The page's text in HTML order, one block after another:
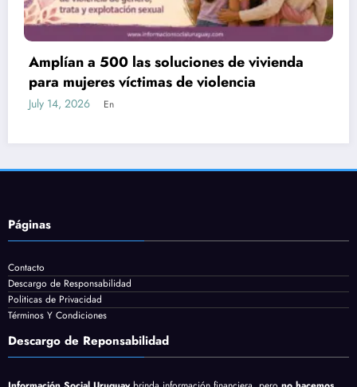
Nueva Ley de Empleo: subsidios de
80% y plataforma para postularse a
Páginas
Contacto
Descargo de Responsabilidad
Politicas de Privacidad
Términos Y Condiciones
Descargo de Reponsabilidad